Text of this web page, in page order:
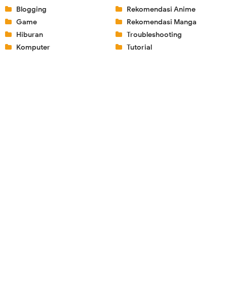
Blogging
Game
Hiburan
Komputer
Rekomendasi Anime
Rekomendasi Manga
Troubleshooting
Tutorial